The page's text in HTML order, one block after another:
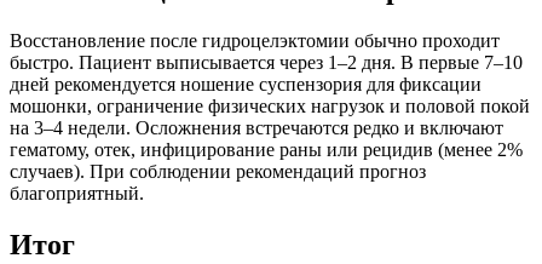
Восстановление после гидроцелэктомии обычно проходит
быстро. Пациент выписывается через 1–2 дня. В первые 7–10
дней рекомендуется ношение суспензория для фиксации
мошонки, ограничение физических нагрузок и половой покой
на 3–4 недели. Осложнения встречаются редко и включают
гематому, отек, инфицирование раны или рецидив (менее 2%
случаев). При соблюдении рекомендаций прогноз
благоприятный.
Итог